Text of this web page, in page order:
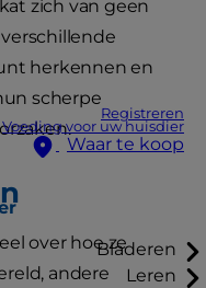
Registreren
Voeding voor uw huisdier
Waar te koop
Bladeren
Leren
zich van geen
verschillende
herkennen en
scherpe
over hoe ze
andere